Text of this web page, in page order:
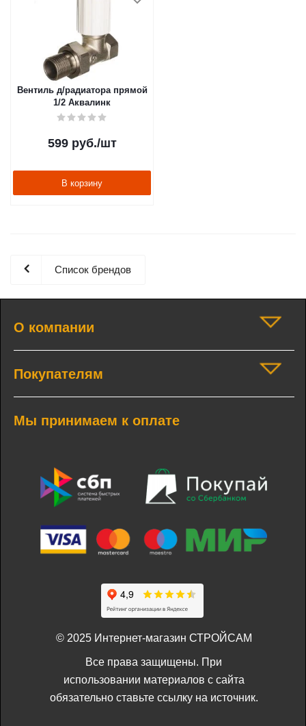
Вентиль д/радиатора прямой
1/2 Аквалинк
599руб./шт
В корзину
Список брендов
О компании
Покупателям
Мы принимаем к оплате
© 2025 Интернет-магазин СТРОЙСАМ
Все права защищены. При
использовании материалов с сайта
обязательно ставьте ссылку на источник.